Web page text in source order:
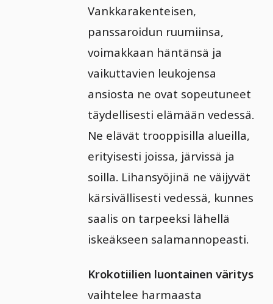
Vankkarakenteisen,
panssaroidun ruumiinsa,
voimakkaan häntänsä ja
vaikuttavien leukojensa
ansiosta ne ovat sopeutuneet
täydellisesti elämään vedessä.
Ne elävät trooppisilla alueilla,
erityisesti joissa, järvissä ja
soilla. Lihansyöjinä ne väijyvät
kärsivällisesti vedessä, kunnes
saalis on tarpeeksi lähellä
iskeäkseen salamannopeasti.
Krokotiilien luontainen väritys
vaihtelee harmaasta